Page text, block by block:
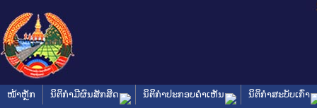
ໜ້າຫຼັກ ນິຕິກໍາມີຜົນສັກສິດ ນິຕິກໍາປະກອບຄໍາເຫັນ ນິຕິກໍາສະບັບເກົ່າ